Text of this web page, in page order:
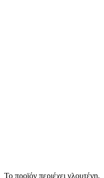
Το προϊόν περιέχει γλουτένη.